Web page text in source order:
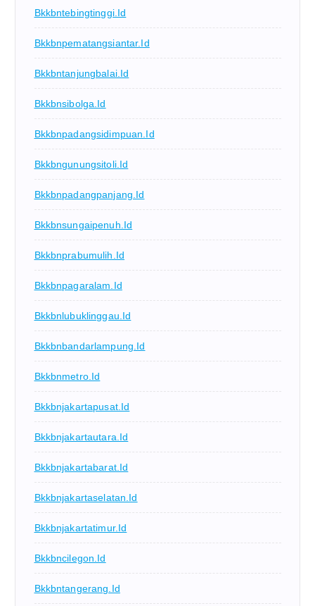
Bkkbntebingtinggi.id
Bkkbnpematangsiantar.id
Bkkbntanjungbalai.id
Bkkbnsibolga.id
Bkkbnpadangsidimpuan.id
Bkkbngunungsitoli.id
Bkkbnpadangpanjang.id
Bkkbnsungaipenuh.id
Bkkbnprabumulih.id
Bkkbnpagaralam.id
Bkkbnlubuklinggau.id
Bkkbnbandarlampung.id
Bkkbnmetro.id
Bkkbnjakartapusat.id
Bkkbnjakartautara.id
Bkkbnjakartabarat.id
Bkkbnjakartaselatan.id
Bkkbnjakartatimur.id
Bkkbncilegon.id
Bkkbntangerang.id